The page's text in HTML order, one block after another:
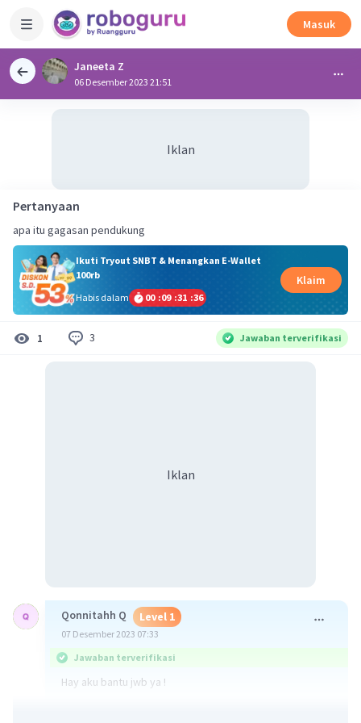
Masuk
Janeeta Z
06 Desember 2023 21:51
Iklan
Pertanyaan
apa itu gagasan pendukung
Ikuti Tryout SNBT & Menangkan E-Wallet
100rb
Habis dalam
00 :09 :31 :36
Klaim
1 3 Jawaban terverifikasi
Iklan
Qonnitahh Q Level 1
07 Desember 2023 07:33
Jawaban terverifikasi
Hay aku bantu jwb ya !